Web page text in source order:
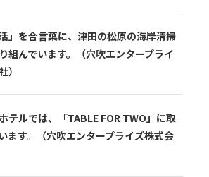
活」を合言葉に、津田の松原の海岸清掃
組んでいます。（穴吹エンタープライ
）
テルでは、「TABLE FOR TWO」に取
ます。（穴吹エンタープライズ株式会